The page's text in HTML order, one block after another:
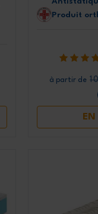
Produit
à partir de 1